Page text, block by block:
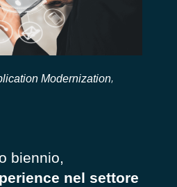
Modernization,
biennio,
nel settore